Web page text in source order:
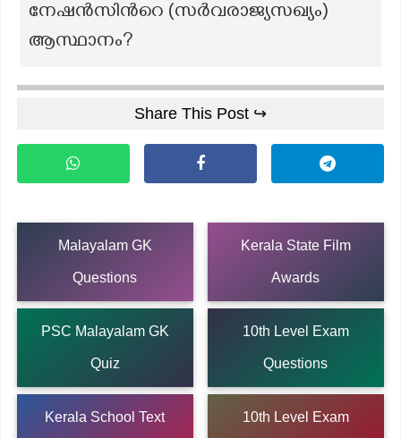
നേഷൻസിൻറെ (സർവരാജ്യസഖ്യം)
ആസ്ഥാനം?
Share This Post ↪
Malayalam GK
Questions
Kerala State Film
Awards
PSC Malayalam GK
Quiz
10th Level Exam
Questions
Kerala School Text 10th Level Exam